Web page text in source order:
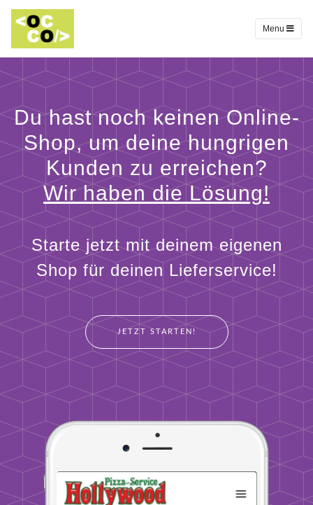
Menu
Du hast noch keinen Online-
Shop, um deine hungrigen
Kunden zu erreichen?
Wir haben die Lösung!
Starte jetzt mit deinem eigenen
Shop für deinen Lieferservice!
JETZT STARTEN!